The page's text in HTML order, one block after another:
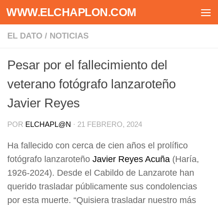
Saltar al contenido
WWW.ELCHAPLON.COM
EL DATO / NOTICIAS
Pesar por el fallecimiento del
veterano fotógrafo lanzaroteño
Javier Reyes
POR ELCHAPL@N · 21 FEBRERO, 2024
Ha fallecido con cerca de cien años el prolífico
fotógrafo lanzaroteño Javier Reyes Acuña (Haría,
1926-2024). Desde el Cabildo de Lanzarote han
querido trasladar públicamente sus condolencias
por esta muerte. “Quisiera trasladar nuestro más